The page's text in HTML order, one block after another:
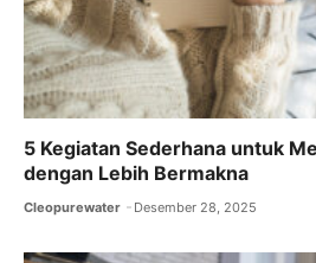
5 Kegiatan Sederhana untuk
dengan Lebih Bermakna
Cleopurewater Desember 28, 2025